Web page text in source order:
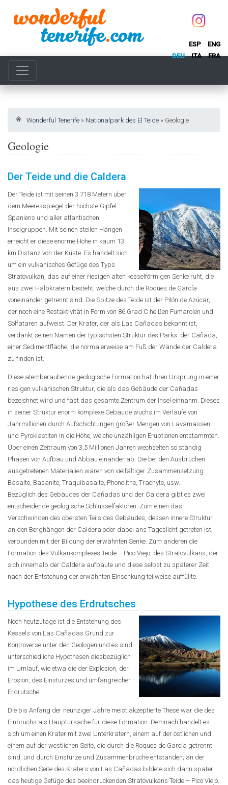
ESP
ENG
DEU
ITA FRA
Wonderful Tenerife » Nationalpark des El Teide » Geologie
Geologie
Der Teide und die Caldera
Der Teide ist mit seinen 3.718 Metern über
dem Meeresspiegel der höchste Gipfel
Spaniens und aller atlantischen
Inselgruppen. Mit seinen steilen Hängen
erreicht er diese enorme Höhe in kaum 13
km Distanz von der Küste. Es handelt sich
um ein vulkanisches Gefüge des Typs
Stratovulkan, das auf einer riesigen alten kesselförmigen Senke ruht, die
aus zwei Halbkratern besteht, welche durch die Roques de García
voneinander getrennt sind. Die Spitze des Teide ist der Pilón de Azúcar,
der noch eine Restaktivität in Form von 86 Grad C heißen Fumarolen und
Solfataren aufweist. Der Krater, der als Las Cañadas bekannt ist,
verdankt seinen Namen der typischsten Struktur des Parks: der Cañada,
einer Sedimentfläche, die normalerweise am Fuß der Wände der Caldera
zu finden ist.
Diese atemberaubende geologische Formation hat ihren Ursprung in einer
riesigen vulkanischen Struktur, die als das Gebäude der Cañadas
bezeichnet wird und fast das gesamte Zentrum der Insel einnahm. Dieses
in seiner Struktur enorm komplexe Gebäude wuchs im Verlaufe von
Jahrmillionen durch Aufschichtungen großer Mengen von Lavamassen
und Pyroklastiten in die Höhe, welche unzähligen Eruptionen entstammten.
Über einen Zeitraum von 3,5 Millionen Jahren wechselten so ständig
Phasen von Aufbau und Abbau einander ab. Die bei den Ausbrüchen
ausgetretenen Materialien waren von vielfältiger Zusammensetzung:
Basalte, Basanite, Traquibasalte, Phonolithe, Trachyte, usw.
Bezüglich des Gebäudes der Cañadas und der Caldera gibt es zwei
entscheidende geologische Schlüsselfaktoren. Zum einen das
Verschwinden des obersten Teils des Gebäudes, dessen innere Struktur
an den Berghängen der Caldera oder dabei ans Tageslicht getreten ist,
verbunden mit der Bildung der erwähnten Senke. Zum anderen die
Formation des Vulkankomplexes Teide – Pico Viejo, des Stratovulkans, der
sich innerhalb der Caldera aufbaute und diese selbst zu späterer Zeit
nach der Entstehung der erwähnten Einsenkung teilweise auffüllte.
Hypothese des Erdrutsches
Noch heutzutage ist die Entstehung des
Kessels von Las Cañadas Grund zur
Kontroverse unter den Geologen und es sind
unterschiedliche Hypothesen diesbezüglich
im Umlauf, wie etwa die der Explosion, der
Erosion, des Einsturzes und umfangreicher
Erdrutsche.
Die bis Anfang der neunziger Jahre meist akzeptierte These war die des
Einbruchs als Hauptursache für diese Formation. Demnach handelt es
sich um einen Krater mit zwei Unterkratern, einem auf der östlichen und
einem auf der westlichen Seite, die durch die Roques de García getrennt
sind, und durch Einstürze und Zusammenbrüche entstanden; an der
nördlichen Seite des Kraters von Las Cañadas bildete sich dann später
das heutige Gefüge des beeindruckenden Stratovulkans Teide – Pico Viejo.